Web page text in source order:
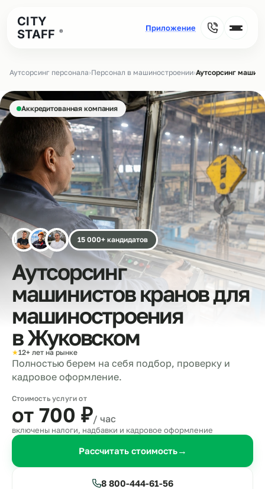
CITY
STAFF
®
Аутсорсинг персонала›Персонал в машиностроении›Аутсорсинг
Аккредитованная компания
15 000+ кандидатов
Аутсорсинг
машинистов кранов для
машиностроения
вЖуковском
★12+ лет на рынке
Полностью берем на себя подбор, проверку и
кадровое оформление.
Стоимость услуги от
от 700 ₽/ час
включены налоги, надбавки и кадровое оформление
Рассчитать стоимость→
8 800-444-61-56